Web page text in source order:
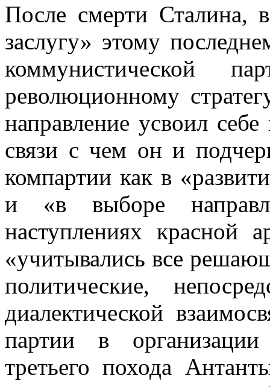
После смерти Сталина,
заслугу» этому
коммунистической
революционному
направление усвоил
связи с чем он и
компартии как в
и «в выборе
наступлениях красной
«учитывались все
политические,
диалектической
партии в
третьего похода